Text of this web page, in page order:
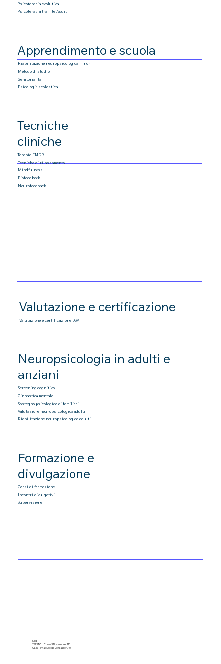
Psicoterapia evolutiva
Psicoterapia tramite Asuit
Apprendimento e scuola
Riabilitazione neuropsicologica minori
Metodo di studio
Genitorialità
Psicologia scolastica
Tecniche
cliniche
Terapia EMDR
Tecniche di rilassamento
Mindfulness
Biofeedback
Neurofeedback
Valutazione e certificazione
Valutazione e certificazione DSA
Neuropsicologia in adulti e
anziani
Screening cognitivo
Ginnastica mentale
Sostegno psicologico ai familiari
Valutazione neuropsicologica adulti
Riabilitazione neuropsicologica adulti
Formazione e
divulgazione
Corsi di formazione
Incontri divulgativi
Supervisione
Sedi
TRENTO | Corso 3 Novembre, 116
CLES | Viale Alcide De Gasperi, 10